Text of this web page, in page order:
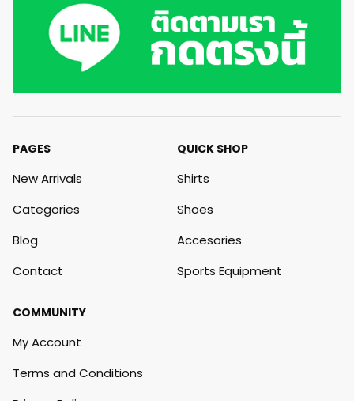
PAGES
New Arrivals
Categories
Blog
Contact
QUICK SHOP
Shirts
Shoes
Accesories
Sports Equipment
COMMUNITY
My Account
Terms and Conditions